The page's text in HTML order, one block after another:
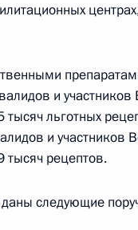
реализации
политики
и
льготных
и участников
рецептов.
следующие